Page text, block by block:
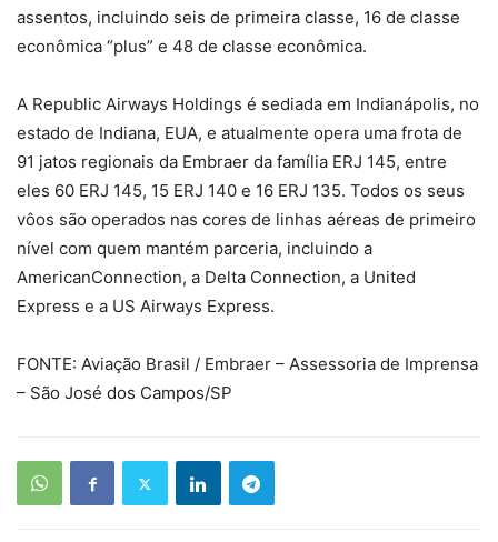
assentos, incluindo seis de primeira classe, 16 de classe
econômica “plus” e 48 de classe econômica.
A Republic Airways Holdings é sediada em Indianápolis, no
estado de Indiana, EUA, e atualmente opera uma frota de
91 jatos regionais da Embraer da família ERJ 145, entre
eles 60 ERJ 145, 15 ERJ 140 e 16 ERJ 135. Todos os seus
vôos são operados nas cores de linhas aéreas de primeiro
nível com quem mantém parceria, incluindo a
AmericanConnection, a Delta Connection, a United
Express e a US Airways Express.
FONTE: Aviação Brasil / Embraer – Assessoria de Imprensa
– São José dos Campos/SP